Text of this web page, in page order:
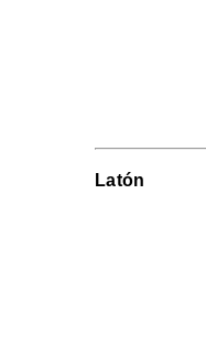
Latón